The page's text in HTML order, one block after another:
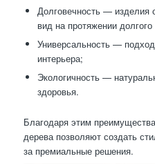
Долговечность —
вид на протяжении
Универсальность —
интерьера;
Экологичность —
здоровья.
Благодаря этим
дерева позволяют создать
за премиальные решения.